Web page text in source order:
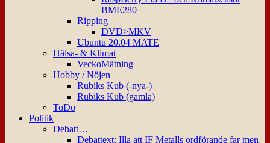
BME280
Ripping
DVD>MKV
Ubuntu 20.04 MATE
Hälsa- & Klimat
VeckoMätning
Hobby / Nöjen
Rubiks Kub (-nya-)
Rubiks Kub (gamla)
ToDo
Politik
Debatt…
Debattext: Illa att IF Metalls ordförande far men